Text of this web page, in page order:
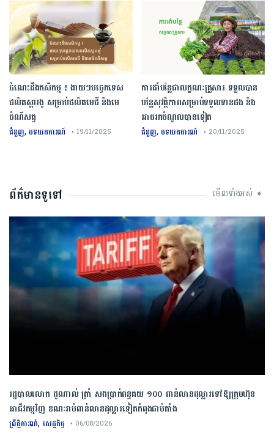
ការដាំបន្លែជាលក្ខណៈគ្រួសារ ទទួលបាន
បន្លែសុវត្ថិភាពសម្រាប់ទទួលទានផង និង
អាចរកចំណូលបានទៀត
ជំនួញ,បទយកការណ៍ • 20/11/2025
ចំណេះដឹងកសិកម្ម ៖ ងាយៗបច្ចេកទេស
ផលិតស្កររងូ សម្រាប់ផលិតមេជី និងមេ
ចំណីសត្វ
ជំនួញ,បទយកការណ៍ • 19/11/2025
ព័ត៌មានទូទៅ មើលទាំងអស់ ➧
រដ្ឋបាលលោក ដូណាល់ ត្រាំ សងប្រាក់ពន្ធគយ ១០០ ពាន់លានដុល្លារទៅឱ្យក្រុមហ៊ុន
អាជីវកម្មវិញ ខណៈរាប់ពាន់លានដុល្លារទៀតកំពុងជាប់គាំង
ព្រឹត្តិការណ៍, សេដ្ឋកិច្ច • 06/08/2026